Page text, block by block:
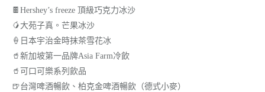
🍫Hershey’s freeze 頂級巧克力冰沙
🥭大苑子真。芒果冰沙
🍦日本宇治金時抹茶雪花冰
🥤新加坡第一品牌Asia Farm冷飲
🥤可口可樂系列飲品
🍺台灣啤酒暢飲、柏克金啤酒暢飲（德式小麥）